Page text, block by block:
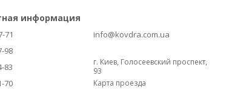
информация
71
98
83
70
info@kovdra.com.ua
г. Киев, Голосеевский проспект,
93
Карта проезда